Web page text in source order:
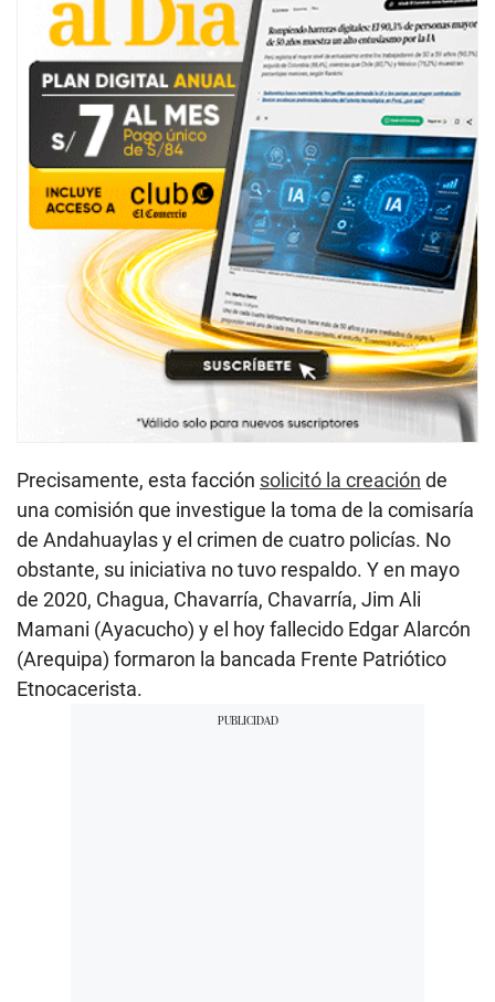
Precisamente, esta facción solicitó la creación de
una comisión que investigue la toma de la comisaría
de Andahuaylas y el crimen de cuatro policías. No
obstante, su iniciativa no tuvo respaldo. Y en mayo
de 2020, Chagua, Chavarría, Chavarría, Jim Ali
Mamani (Ayacucho) y el hoy fallecido Edgar Alarcón
(Arequipa) formaron la bancada Frente Patriótico
Etnocacerista.